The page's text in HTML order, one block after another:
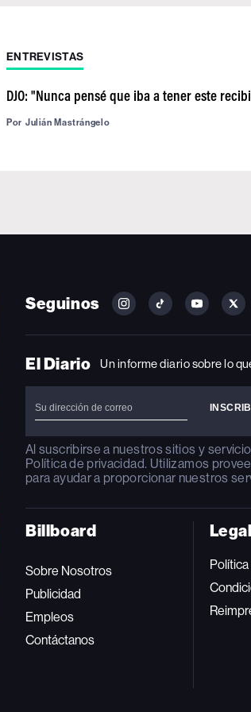
ENTREVISTAS
DJO: "Nunca pensé que iba a tener este
Por Julián Mastrángelo
Seguinos
FOLLOW
ON
FOLLOW
ON
FOLLOW
ON
ON
El Diario Un informe diario sobre lo
Al suscribirse a nuestros sitios y
Política de privacidad. Utilizamos
para ayudar a proporcionar nuestros
Billboard
Sobre Nosotros
Publicidad
Empleos
Contáctanos
Legal